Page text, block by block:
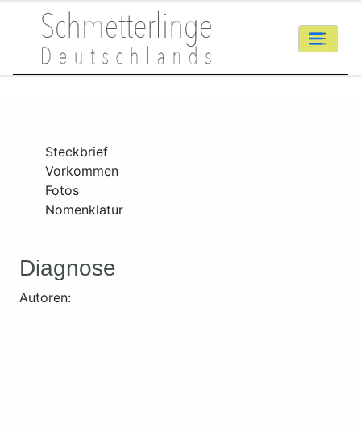
Steckbrief
Vorkommen
Fotos
Nomenklatur
Diagnose
Autoren: